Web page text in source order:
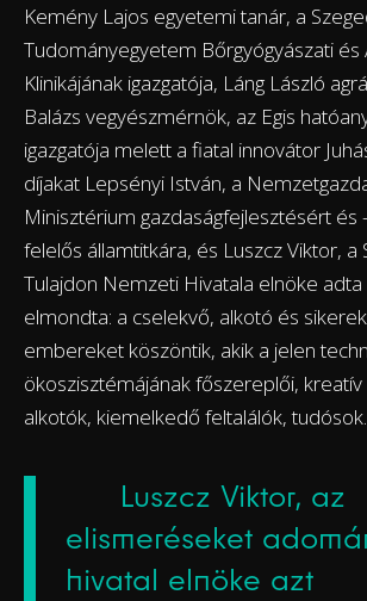
Kemény Lajos egyetemi tanár, a
Tudományegyetem Bőrgyógyászati és
Klinikájának igazgatója, Láng László
Balázs vegyészmérnök, az Egis
igazgatója melett a fiatal innovátor
díjakat Lepsényi István, a
Minisztérium gazdaságfejlesztésért és
felelős államtitkára, és Luszcz Viktor, a
Tulajdon Nemzeti Hivatala elnöke
elmondta: a cselekvő, alkotó és
embereket köszöntik, akik a jelen
ökoszisztémájának főszereplői,
alkotók, kiemelkedő feltalálók, tudósok.
Luszcz Viktor, az
elismeréseket
hivatal elnöke azt